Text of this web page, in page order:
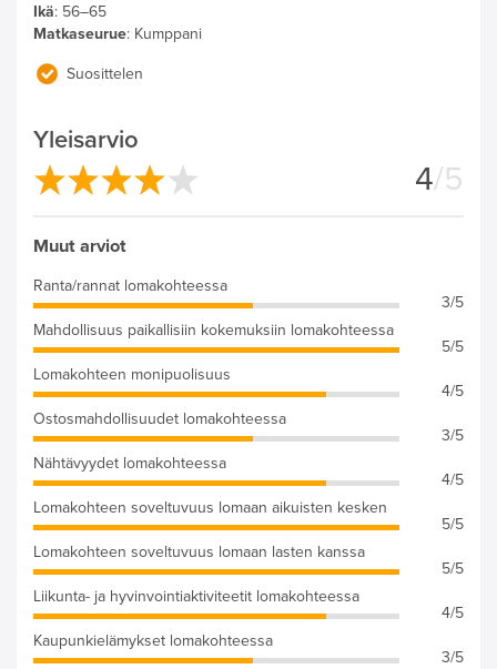
Ikä: 56–65
Matkaseurue: Kumppani
Suosittelen
Yleisarvio
4/5
Muut arviot
Ranta/rannat lomakohteessa
3/5
Mahdollisuus paikallisiin kokemuksiin lomakohteessa
5/5
Lomakohteen monipuolisuus
4/5
Ostosmahdollisuudet lomakohteessa
3/5
Nähtävyydet lomakohteessa
4/5
Lomakohteen soveltuvuus lomaan aikuisten kesken
5/5
Lomakohteen soveltuvuus lomaan lasten kanssa
5/5
Liikunta- ja hyvinvointiaktiviteetit lomakohteessa
4/5
Kaupunkielämykset lomakohteessa
3/5